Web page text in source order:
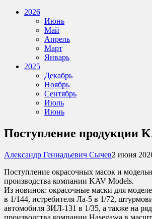
2026
Июнь
Май
Апрель
Март
Январь
2025
Декабрь
Ноябрь
Сентябрь
Июль
Июнь
Поступление продукции
Александр Геннадьевич Сычев2 июня
Поступление окрасочных масок и
производства компании KAV Models.
Из новинок: окрасочные маски для
в 1/144, истребителя Ла-5 в 1/72,
автомобиля ЗИЛ-131 в 1/35, а также на